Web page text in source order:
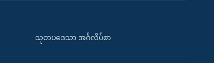
သုတပဒေသာ အင်္ဂလိပ်စာ